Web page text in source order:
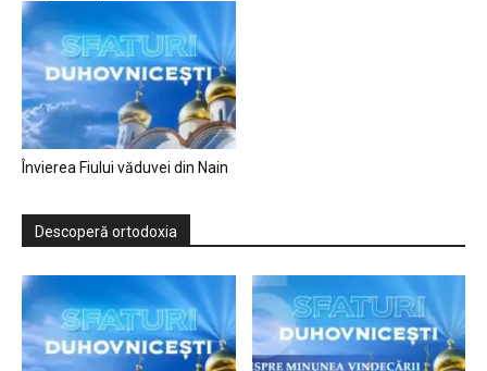
Învierea Fiului văduvei din Nain
Descoperă ortodoxia